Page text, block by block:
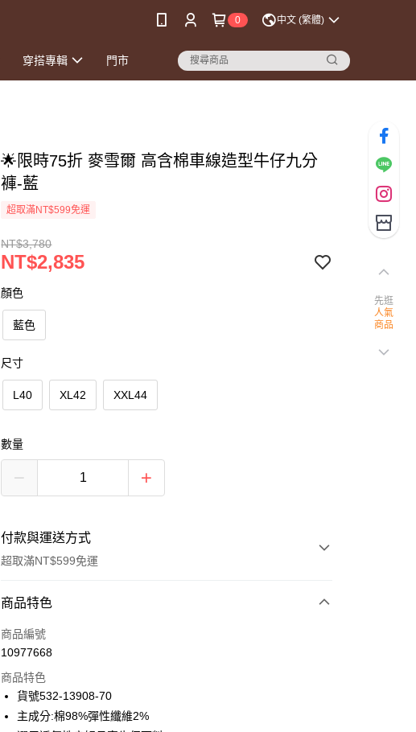
0 中文 (繁體)
穿搭專輯 門市
🌟限時75折 麥雪爾 高含棉車線造型牛仔九分
褲-藍
超取滿NT$599免運
NT$3,780
NT$2,835
顏色
藍色
尺寸
L40 XL42 XXL44
數量
付款與運送方式
超取滿NT$599免運
付款方式
信用卡一次付款
3 期 0 利率 每期
合作金庫商業銀行
華南商業銀行
超商取貨付款
商品特色
商品編號
10977668
商品特色
貨號532-13908-70
主成分:棉98%彈性纖維2%
先逛
人氣
商品